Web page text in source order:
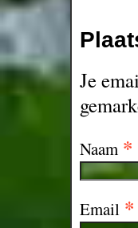
Je
Naam *
Email *